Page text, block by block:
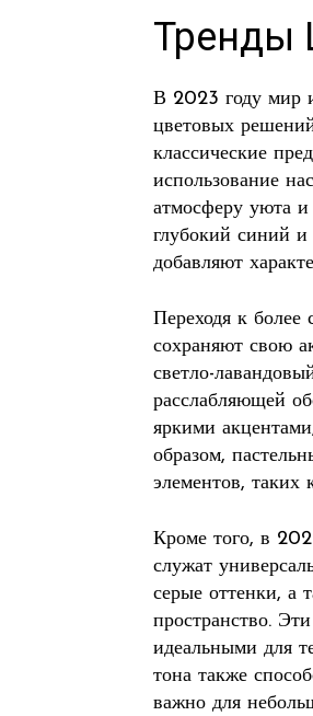
Тренды
В 2023 году мир
цветовых
классические
использование
атмосферу уюта
глубокий синий и
добавляют
Переходя к более
сохраняют свою
светло-
расслабляющей
яркими
образом,
элементов, таких
Кроме того, в
служат
серые оттенки, а
пространство.
идеальными для
тона также
важно для